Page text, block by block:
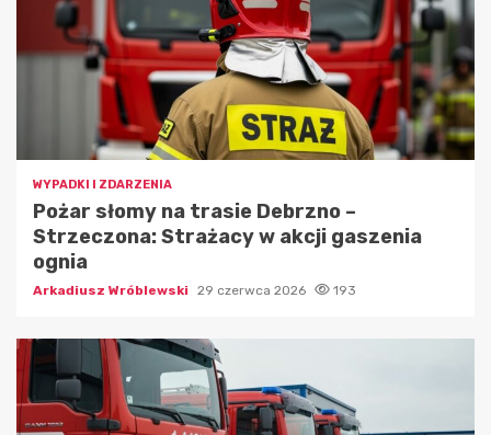
WYPADKI I ZDARZENIA
Pożar słomy na trasie Debrzno –
Strzeczona: Strażacy w akcji gaszenia
ognia
Arkadiusz Wróblewski 29 czerwca 2026 193